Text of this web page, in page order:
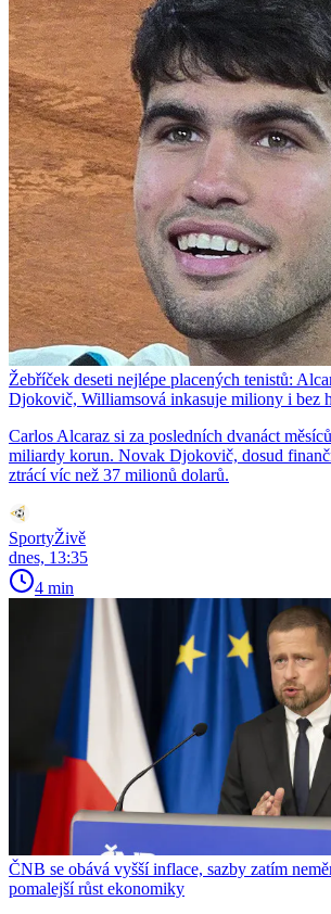
Žebříček deseti nejlépe placených tenistů:
Djokovič, Williamsová inkasuje miliony i bez
Carlos Alcaraz si za posledních dvanáct
miliardy korun. Novak Djokovič, dosud
ztrácí víc než 37 milionů dolarů.
SportyŽivě
dnes, 13:35
4 min
ČNB se obává vyšší inflace, sazby zatím
pomalejší růst ekonomiky